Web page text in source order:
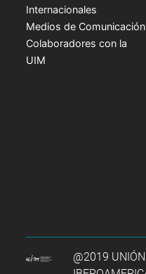
Internacionales
Medios de Comunicación
Colaboradores con la
UIM
@2019 UNIÓN